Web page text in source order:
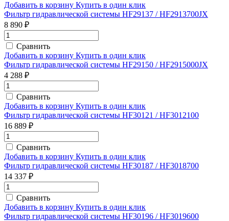
Добавить в корзину Купить в один клик
Фильтр гидравлической системы HF29137 / HF2913700JX
8 890 ₽
Сравнить
Добавить в корзину Купить в один клик
Фильтр гидравлической системы HF29150 / HF2915000JX
4 288 ₽
Сравнить
Добавить в корзину Купить в один клик
Фильтр гидравлической системы HF30121 / HF3012100
16 889 ₽
Сравнить
Добавить в корзину Купить в один клик
Фильтр гидравлической системы HF30187 / HF3018700
14 337 ₽
Сравнить
Добавить в корзину Купить в один клик
Фильтр гидравлической системы HF30196 / HF3019600